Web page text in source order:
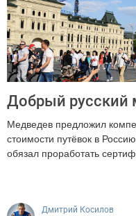
Добрый русский
Медведев предложил
стоимости путёвок в
обязал проработать
Дмитрий Косилов